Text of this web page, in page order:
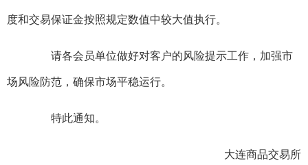
度和交易保证金按照规定数值中较大值执行。
请各会员单位做好对客户的风险提示工作，加强市
场风险防范，确保市场平稳运行。
特此通知。
大连商品交易所